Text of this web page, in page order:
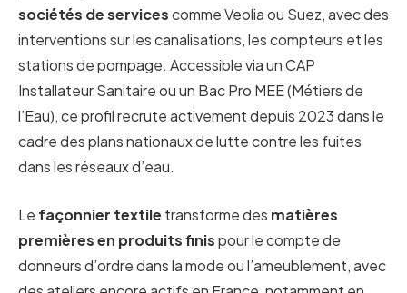
sociétés de servicescomme Veolia ou Suez, avec des
interventions sur les canalisations, les compteurs et les
stations de pompage. Accessible via un CAP
Installateur Sanitaire ou un Bac Pro MEE (Métiers de
l’Eau), ce profil recrute activement depuis 2023 dans le
cadre des plans nationaux de lutte contre les fuites
dans les réseaux d’eau.
Le façonnier textile transforme des matières
premières en produits finispour le compte de
donneurs d’ordre dans la mode ou l’ameublement, avec